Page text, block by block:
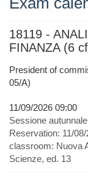
18119 -
FINANZA (6
President of
05/A)
11/09/2026 09:00
Sessione autunnale
Reservation: 11/
classroom: Nuova
Scienze, ed. 13